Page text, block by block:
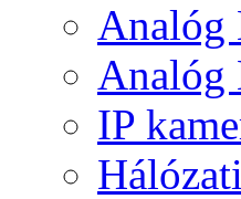
Analóg
Analóg
IP